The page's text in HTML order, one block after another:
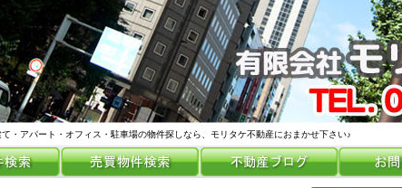
・アパート・オフィス・駐車場の物件探しなら、モリタケ不動産におまかせ下さい♪